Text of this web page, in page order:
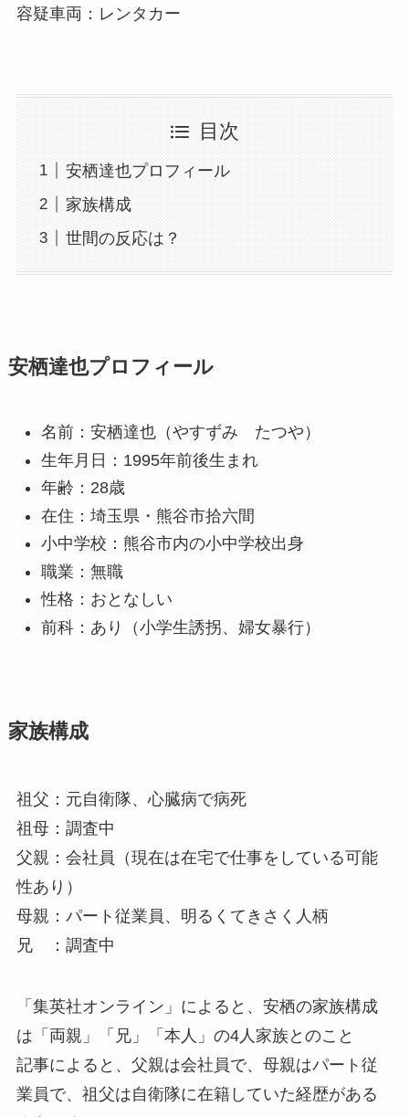
容疑車両：レンタカー
目次
安栖達也プロフィール
家族構成
世間の反応は？
安栖達也プロフィール
名前：安栖達也（やすずみ たつや）
生年月日：1995年前後生まれ
年齢：28歳
在住：埼玉県・熊谷市拾六間
小中学校：熊谷市内の小中学校出身
職業：無職
性格：おとなしい
前科：あり（小学生誘拐、婦女暴行）
家族構成
祖父：元自衛隊、心臓病で病死
祖母：調査中
父親：会社員（現在は在宅で仕事をしている可能
性あり）
母親：パート従業員、明るくてきさく人柄
兄 ：調査中
「集英社オンライン」によると、安栖の家族構成
は「両親」「兄」「本人」の4人家族とのこと
記事によると、父親は会社員で、母親はパート従
業員で、祖父は自衛隊に在籍していた経歴がある